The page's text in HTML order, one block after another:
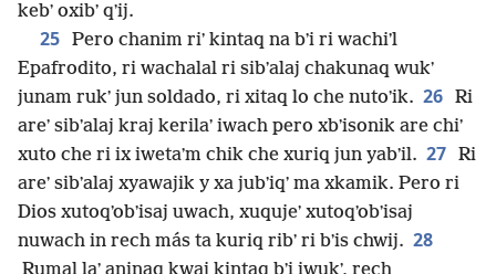
kebʼ oxibʼ qʼij.
25 Pero chanim riʼ kintaq na bʼi ri wachiʼl
Epafrodito, ri wachalal ri sibʼalaj chakunaq wukʼ
junam rukʼ jun soldado, ri xitaq lo che nutoʼik. 26 Ri
areʼ sibʼalaj kraj kerilaʼ iwach pero xbʼisonik are chiʼ
xuto che ri ix iwetaʼm chik che xuriq jun yabʼil. 27 Ri
areʼ sibʼalaj xyawajik y xa jubʼiqʼ ma xkamik. Pero ri
Dios xutoqʼobʼisaj uwach, xuqujeʼ xutoqʼobʼisaj
nuwach in rech más ta kuriq ribʼ ri bʼis chwij. 28